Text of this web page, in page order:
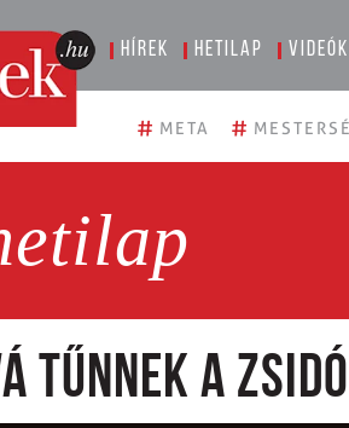
Hírek Hetilap Videók
# META #
tűnnek a